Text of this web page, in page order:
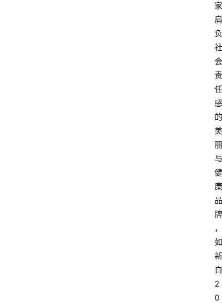
家
肩
负
社
会
责
任
感
的
美
丽
与
健
康
品
牌
，
如
新
自
2
0